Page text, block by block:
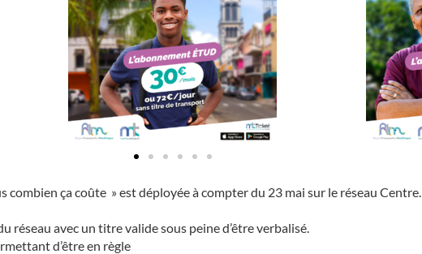
ça coûte » est déployée à compter du 23 mai sur le réseau Centre.
réseau avec un titre valide sous peine d’être verbalisé.
d’être en règle